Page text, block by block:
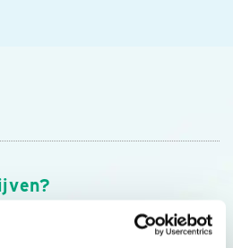
nieuws, inspiratie, acties en tips
van Vogelbescherming.